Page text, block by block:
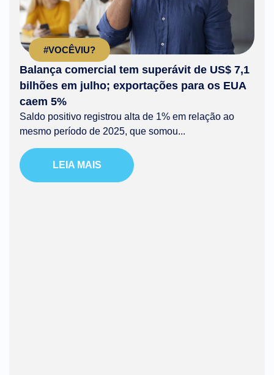
#VOCÊVIU?
Balança comercial tem superávit de US$ 7,1
bilhões em julho; exportações para os EUA
caem 5%
Saldo positivo registrou alta de 1% em relação ao
mesmo período de 2025, que somou...
LEIA MAIS